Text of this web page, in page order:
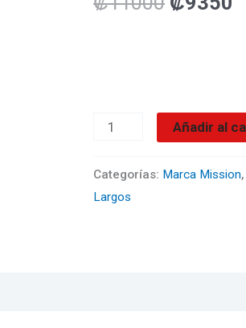
73.70
(sin
tomar
Añadir al
Categorías: Marca Mission,
Largos